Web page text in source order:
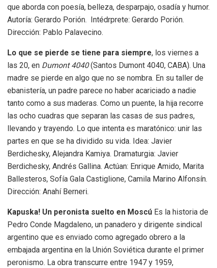
que aborda con poesía, belleza, desparpajo, osadía y humor.
Autoría: Gerardo Porión. Intédrprete: Gerardo Porión.
Dirección: Pablo Palavecino.
Lo que se pierde se tiene para siempre, los viernes a
las 20, en Dumont 4040(Santos Dumont 4040, CABA). Una
madre se pierde en algo que no se nombra. En su taller de
ebanistería, un padre parece no haber acariciado a nadie
tanto como a sus maderas. Como un puente, la hija recorre
las ocho cuadras que separan las casas de sus padres,
llevando y trayendo. Lo que intenta es maratónico: unir las
partes en que se ha dividido su vida. Idea: Javier
Berdichesky, Alejandra Kamiya. Dramaturgia: Javier
Berdichesky, Andrés Gallina. Actúan: Enrique Amido, Marita
Ballesteros, Sofía Gala Castiglione, Camila Marino Alfonsín.
Dirección: Anahí Berneri.
Kapuska! Un peronista suelto en Moscú Es la historia de
Pedro Conde Magdaleno, un panadero y dirigente sindical
argentino que es enviado como agregado obrero a la
embajada argentina en la Unión Soviética durante el primer
peronismo. La obra transcurre entre 1947 y 1959,